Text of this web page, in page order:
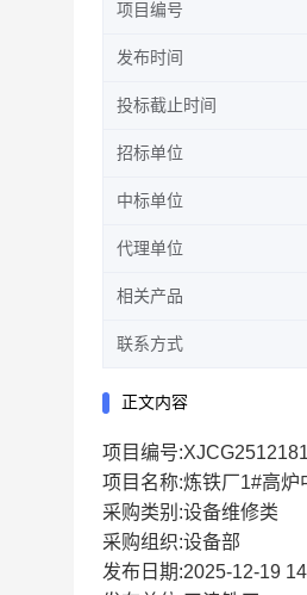
项目编号
发布时间
投标截止时间
招标单位
中标单位
代理单位
相关产品
联系方式
正文内容
项目编号
项目名称:炼铁厂1#高
采购类别:设备维修类
采购组织:设备部
发布日期:2025-12-19